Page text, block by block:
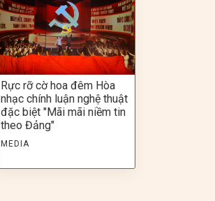
Rực rỡ cờ hoa đêm Hòa
nhạc chính luận nghệ thuật
đặc biệt "Mãi mãi niềm tin
theo Đảng"
MEDIA